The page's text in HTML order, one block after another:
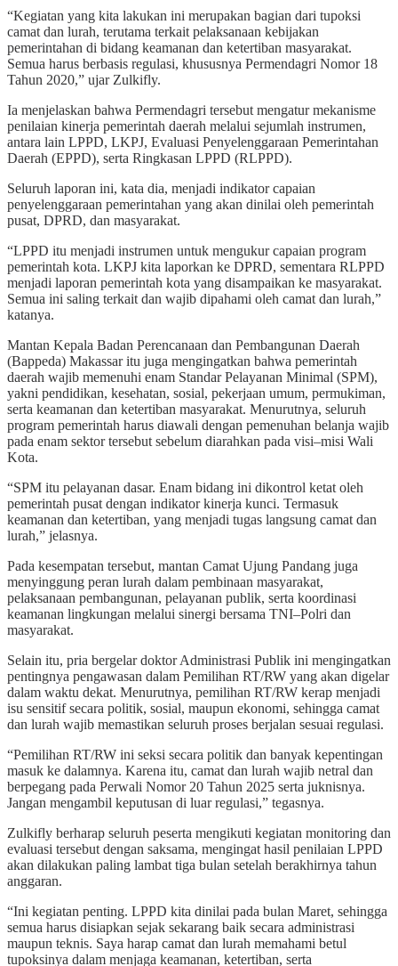
“Kegiatan yang kita lakukan ini merupakan bagian dari tupoksi
camat dan lurah, terutama terkait pelaksanaan kebijakan
pemerintahan di bidang keamanan dan ketertiban masyarakat.
Semua harus berbasis regulasi, khususnya Permendagri Nomor 18
Tahun 2020,” ujar Zulkifly.
Ia menjelaskan bahwa Permendagri tersebut mengatur mekanisme
penilaian kinerja pemerintah daerah melalui sejumlah instrumen,
antara lain LPPD, LKPJ, Evaluasi Penyelenggaraan Pemerintahan
Daerah (EPPD), serta Ringkasan LPPD (RLPPD).
Seluruh laporan ini, kata dia, menjadi indikator capaian
penyelenggaraan pemerintahan yang akan dinilai oleh pemerintah
pusat, DPRD, dan masyarakat.
“LPPD itu menjadi instrumen untuk mengukur capaian program
pemerintah kota. LKPJ kita laporkan ke DPRD, sementara RLPPD
menjadi laporan pemerintah kota yang disampaikan ke masyarakat.
Semua ini saling terkait dan wajib dipahami oleh camat dan lurah,”
katanya.
Mantan Kepala Badan Perencanaan dan Pembangunan Daerah
(Bappeda) Makassar itu juga mengingatkan bahwa pemerintah
daerah wajib memenuhi enam Standar Pelayanan Minimal (SPM),
yakni pendidikan, kesehatan, sosial, pekerjaan umum, permukiman,
serta keamanan dan ketertiban masyarakat. Menurutnya, seluruh
program pemerintah harus diawali dengan pemenuhan belanja wajib
pada enam sektor tersebut sebelum diarahkan pada visi–misi Wali
Kota.
“SPM itu pelayanan dasar. Enam bidang ini dikontrol ketat oleh
pemerintah pusat dengan indikator kinerja kunci. Termasuk
keamanan dan ketertiban, yang menjadi tugas langsung camat dan
lurah,” jelasnya.
Pada kesempatan tersebut, mantan Camat Ujung Pandang juga
menyinggung peran lurah dalam pembinaan masyarakat,
pelaksanaan pembangunan, pelayanan publik, serta koordinasi
keamanan lingkungan melalui sinergi bersama TNI–Polri dan
masyarakat.
Selain itu, pria bergelar doktor Administrasi Publik ini mengingatkan
pentingnya pengawasan dalam Pemilihan RT/RW yang akan digelar
dalam waktu dekat. Menurutnya, pemilihan RT/RW kerap menjadi
isu sensitif secara politik, sosial, maupun ekonomi, sehingga camat
dan lurah wajib memastikan seluruh proses berjalan sesuai regulasi.
“Pemilihan RT/RW ini seksi secara politik dan banyak kepentingan
masuk ke dalamnya. Karena itu, camat dan lurah wajib netral dan
berpegang pada Perwali Nomor 20 Tahun 2025 serta juknisnya.
Jangan mengambil keputusan di luar regulasi,” tegasnya.
Zulkifly berharap seluruh peserta mengikuti kegiatan monitoring dan
evaluasi tersebut dengan saksama, mengingat hasil penilaian LPPD
akan dilakukan paling lambat tiga bulan setelah berakhirnya tahun
anggaran.
“Ini kegiatan penting. LPPD kita dinilai pada bulan Maret, sehingga
semua harus disiapkan sejak sekarang baik secara administrasi
maupun teknis. Saya harap camat dan lurah memahami betul
tupoksinya dalam menjaga keamanan, ketertiban, serta